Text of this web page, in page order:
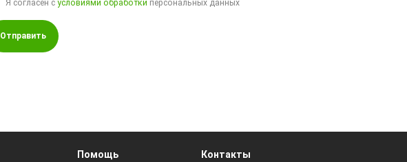
Я согласен сусловиями обработки персональных данных
Отправить
Помощь Контакты